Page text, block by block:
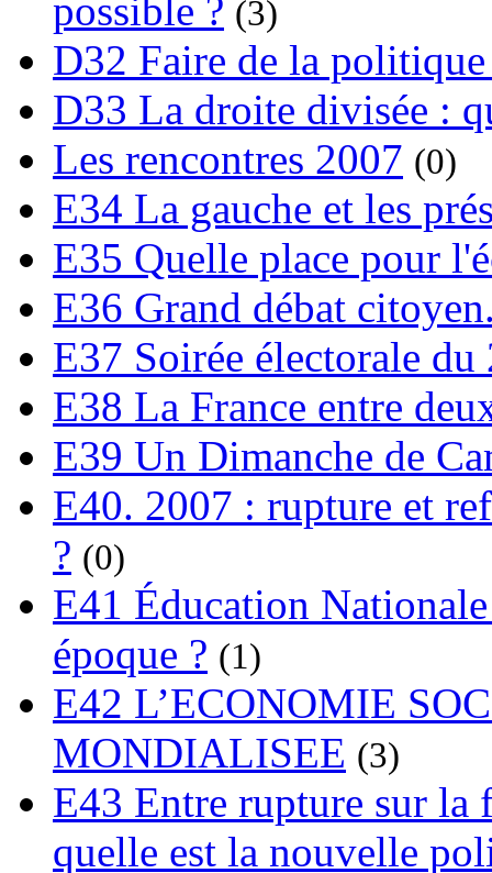
possible ? (3)
D32 Faire de la
D33 La droite divisée :
Les rencontres 2007 (0)
E34 La gauche et les
E35 Quelle place pour
E36 Grand débat
E37 Soirée électorale
E38 La France entre
E39 Un Dimanche de
E40. 2007 : rupture et
? (0)
E41 Éducation
époque ? (1)
E42 L’ECONOMIE
MONDIALISEE (3)
E43 Entre rupture sur
quelle est la nouvelle